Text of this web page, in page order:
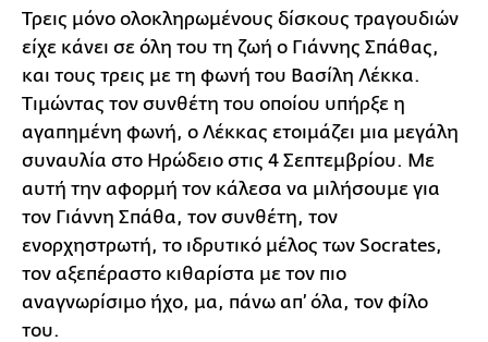
Τρεις μόνο ολοκληρωμένους δίσκους τραγουδιών
είχε κάνει σε όλη του τη ζωή ο Γιάννης Σπάθας,
και τους τρεις με τη φωνή του Βασίλη Λέκκα.
Τιμώντας τον συνθέτη του οποίου υπήρξε η
αγαπημένη φωνή, ο Λέκκας ετοιμάζει μια μεγάλη
συναυλία στο Ηρώδειο στις 4 Σεπτεμβρίου. Με
αυτή την αφορμή τον κάλεσα να μιλήσουμε για
τον Γιάννη Σπάθα, τον συνθέτη, τον
ενορχηστρωτή, το ιδρυτικό μέλος των Socrates,
τον αξεπέραστο κιθαρίστα με τον πιο
αναγνωρίσιμο ήχο, μα, πάνω απ’ όλα, τον φίλο
του.